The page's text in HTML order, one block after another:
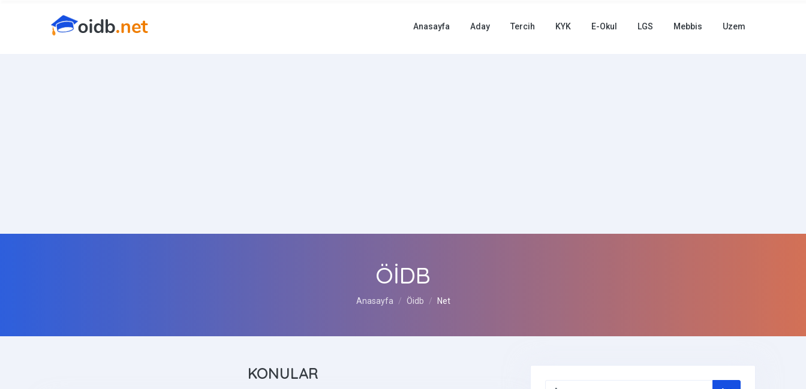
Anasayfa Aday Tercih KYK E-Okul LGS Mebbis Uzem
ÖİDB
Anasayfa Öidb Net
KONULAR